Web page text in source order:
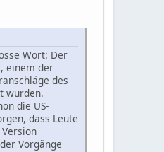
Wort: Der
einem der
des
wurden.
die US-
dass Leute
Vorgänge